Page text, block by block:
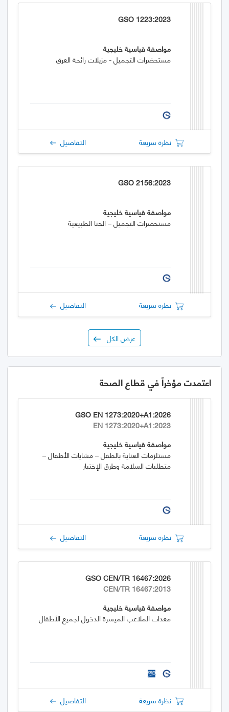
GSO 1223:2023
مواصفة قياسية خليجية
مستحضرات التجميل - مزيلات رائحة العرق
نظرة سريعة التفاصيل
GSO 2156:2023
مواصفة قياسية خليجية
مستحضرات التجميل – الحنا الطبيعية
نظرة سريعة التفاصيل
عرض الكل
اعتمدت مؤخراً في قطاع الصحة
GSO EN 1273:2020+A1:2026
EN 1273:2020+A1:2023
مواصفة قياسية خليجية
مستلزمات العناية بالطفل – مشايات الأطفال –
متطلبات السلامة وطرق الإختبار
نظرة سريعة التفاصيل
GSO CEN/TR 16467:2026
CEN/TR 16467:2013
مواصفة قياسية خليجية
معدات الملاعب الميسرة الدخول لجميع الأطفال
نظرة سريعة التفاصيل